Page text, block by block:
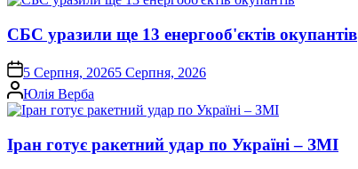
СБС уразили ще 13 енергооб'єктів окупантів
on 5 Серпня, 20265 Серпня, 2026
Опубліковано
Юлія Верба
Іран готує ракетний удар по Україні – ЗМІ